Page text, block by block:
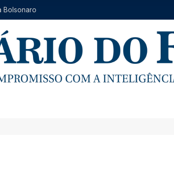
Bolsonaro